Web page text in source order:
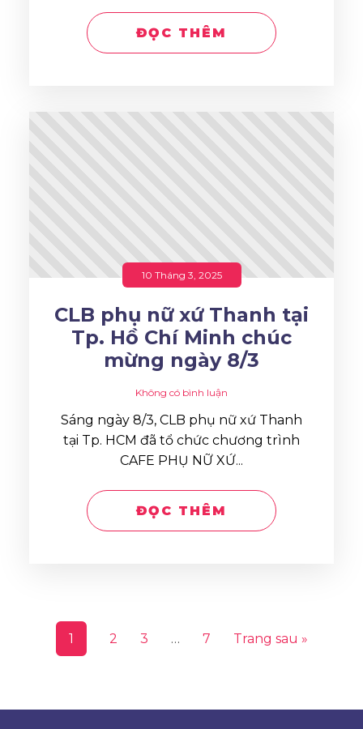
ĐỌC THÊM
10 Tháng 3, 2025
CLB phụ nữ xứ Thanh tại
Tp. Hồ Chí Minh chúc
mừng ngày 8/3
Không có bình luận
Sáng ngày 8/3, CLB phụ nữ xứ Thanh
tại Tp. HCM đã tổ chức chương trình
CAFE PHỤ NỮ XỨ...
ĐỌC THÊM
1 2 3 … 7 Trang sau »